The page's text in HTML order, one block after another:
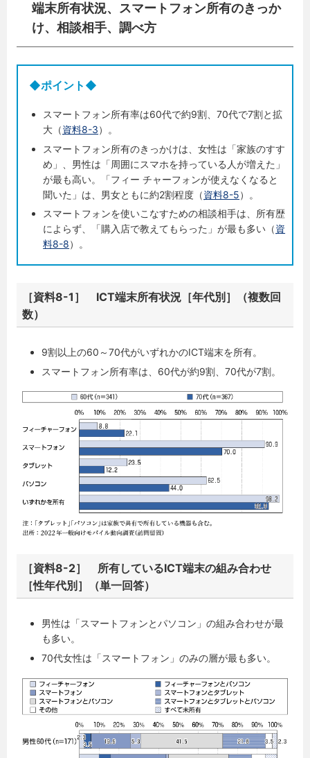
端末所有状況、スマートフォン所有のきっか
け、相談相手、調べ方
◆ポイント◆
スマートフォン所有率は60代で約9割、70代で7割と拡
大（資料8-3）。
スマートフォン所有のきっかけは、女性は「家族のすす
め」、男性は「周囲にスマホを持っている人が増えた」
が最も高い。「フィー チャーフォンが使えなくなると
聞いた」は、男女ともに約2割程度（資料8-5）。
スマートフォンを使いこなすための相談相手は、所有歴
によらず、「購入店で教えてもらった」が最も多い（資
料8-8）。
［資料8-1］ ICT端末所有状況［年代別］（複数回
数）
9割以上の60～70代がいずれかのICT端末を所有。
スマートフォン所有率は、60代が約9割、70代が7割。
［資料8-2］ 所有しているICT端末の組み合わせ
［性年代別］（単一回答）
男性は「スマートフォンとパソコン」の組み合わせが最
も多い。
70代女性は「スマートフォン」のみの層が最も多い。